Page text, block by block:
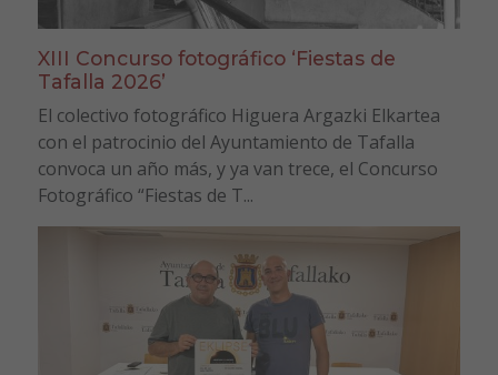
XIII Concurso fotográfico ‘Fiestas de
Tafalla 2026’
El colectivo fotográfico Higuera Argazki Elkartea
con el patrocinio del Ayuntamiento de Tafalla
convoca un año más, y ya van trece, el Concurso
Fotográfico “Fiestas de T...